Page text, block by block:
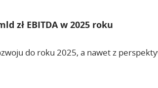
zł EBITDA w 2025 roku
do roku 2025, a nawet z